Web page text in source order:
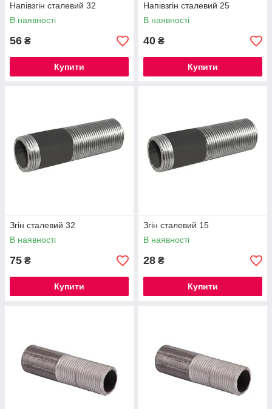
Напівзгін сталевий 32
В наявності
56 ₴
Купити
Напівзгін сталевий 25
В наявності
40 ₴
Купити
Згін сталевий 32
В наявності
75 ₴
Купити
Згін сталевий 15
В наявності
28 ₴
Купити